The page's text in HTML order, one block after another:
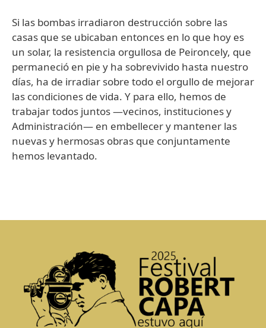
Si las bombas irradiaron destrucción sobre las
casas que se ubicaban entonces en lo que hoy es
un solar, la resistencia orgullosa de Peironcely, que
permaneció en pie y ha sobrevivido hasta nuestro
días, ha de irradiar sobre todo el orgullo de mejorar
las condiciones de vida. Y para ello, hemos de
trabajar todos juntos —vecinos, instituciones y
Administración— en embellecer y mantener las
nuevas y hermosas obras que conjuntamente
hemos levantado.